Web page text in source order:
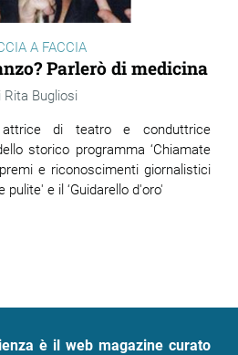
A FACCIA
Parlerò di medicina
Rita Bugliosi
di teatro e conduttrice
storico programma ‘Chiamate
e riconoscimenti giornalistici
pulite' e il ‘Guidarello d'oro'
è il web magazine curato